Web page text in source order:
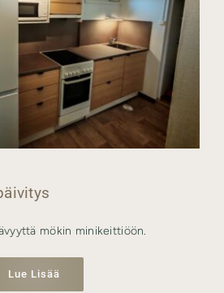
mökin minikeittiöön.
Lue Lisää